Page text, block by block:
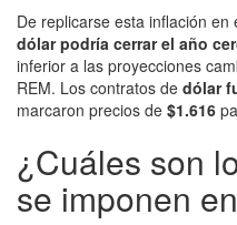
De replicarse esta inflación
dólar podría cerrar el año
inferior a las proyecciones
REM. Los contratos de dólar
marcaron precios de $1.616
¿Cuáles son
se imponen